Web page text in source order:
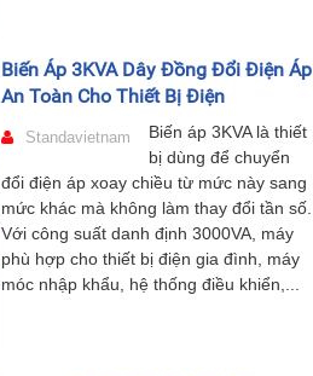
Biến Áp 3KVA Dây Đồng Đổi Điện Áp
An Toàn Cho Thiết Bị Điện
Standavietnam
Biến áp 3KVA là thiết
bị dùng để chuyển
đổi điện áp xoay chiều từ mức này sang
mức khác mà không làm thay đổi tần số.
Với công suất danh định 3000VA, máy
phù hợp cho thiết bị điện gia đình, máy
móc nhập khẩu, hệ thống điều khiển,...